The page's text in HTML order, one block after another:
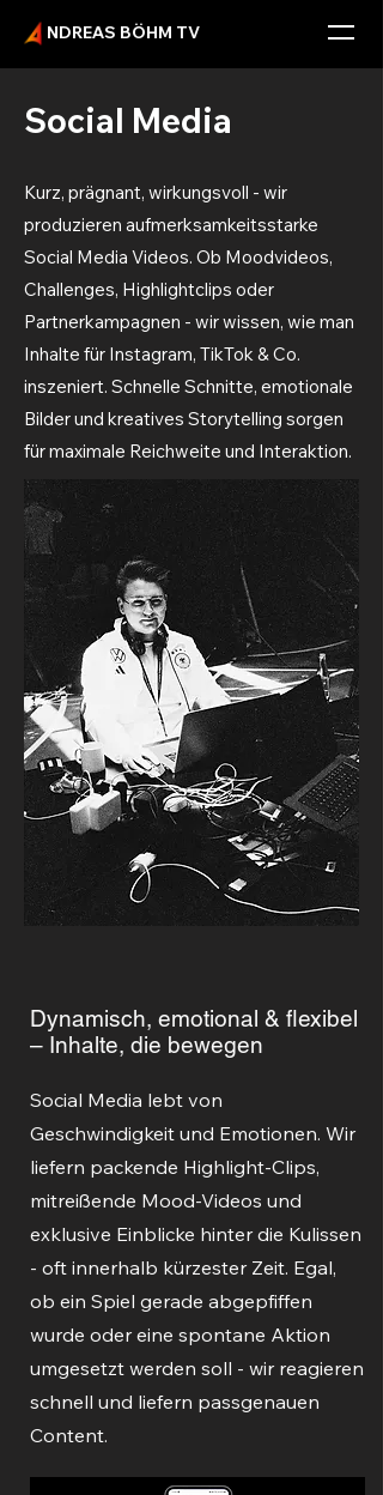
NDREAS BÖHM TV
Social Media
Kurz, prägnant, wirkungsvoll - wir
produzieren aufmerksamkeitsstarke
Social Media Videos. Ob Moodvideos,
Challenges, Highlightclips oder
Partnerkampagnen - wir wissen, wie man
Inhalte für Instagram, TikTok & Co.
inszeniert. Schnelle Schnitte, emotionale
Bilder und kreatives Storytelling sorgen
für maximale Reichweite und Interaktion.
Dynamisch, emotional & flexibel
– Inhalte, die bewegen
Social Media lebt von
Geschwindigkeit und Emotionen. Wir
liefern packende Highlight-Clips,
mitreißende Mood-Videos und
exklusive Einblicke hinter die Kulissen
- oft innerhalb kürzester Zeit. Egal,
ob ein Spiel gerade abgepfiffen
wurde oder eine spontane Aktion
umgesetzt werden soll - wir reagieren
schnell und liefern passgenauen
Content.